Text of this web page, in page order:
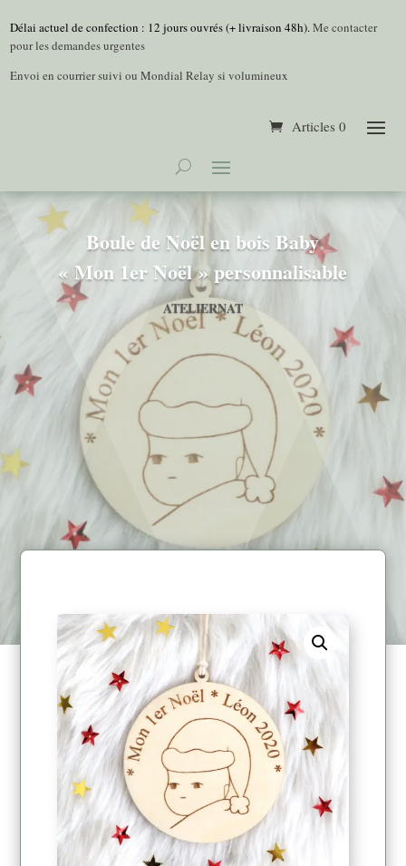
Délai actuel de confection : 12 jours ouvrés (+ livraison 48h).Me contacter
pour les demandes urgentes
Envoi en courrier suivi ou Mondial Relay si volumineux
Articles 0
Boule de Noël en bois Baby
« Mon 1er Noël » personnalisable
ATELIERNAT